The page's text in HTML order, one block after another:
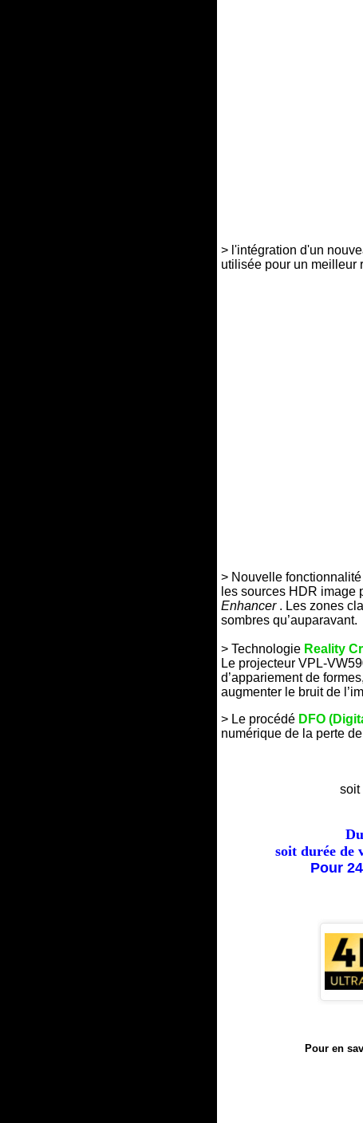
> l'intégration d'un
utilisée pour un meilleur
> Nouvelle
les sources HDR image
Enhancer. Les zones
sombres qu’auparavant.
> Technologie Reality
Le projecteur VPL-
d’appariement de
augmenter le bruit de
> Le procédé DFO
numérique de la perte
soit
soit durée de
Pour
Pour en